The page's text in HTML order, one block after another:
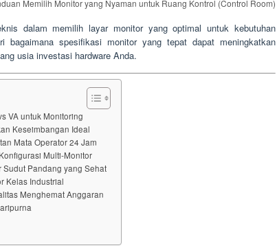
Memilih Monitor yang Nyaman untuk Ruang Kontrol (Control Room)
dalam memilih layar monitor yang optimal untuk kebutuhan
bagaimana spesifikasi monitor yang tepat dapat meningkatkan
usia investasi hardware Anda.
VA untuk Monitoring
Keseimbangan Ideal
Mata Operator 24 Jam
Multi-Monitor
Pandang yang Sehat
Kelas Industrial
Menghemat Anggaran